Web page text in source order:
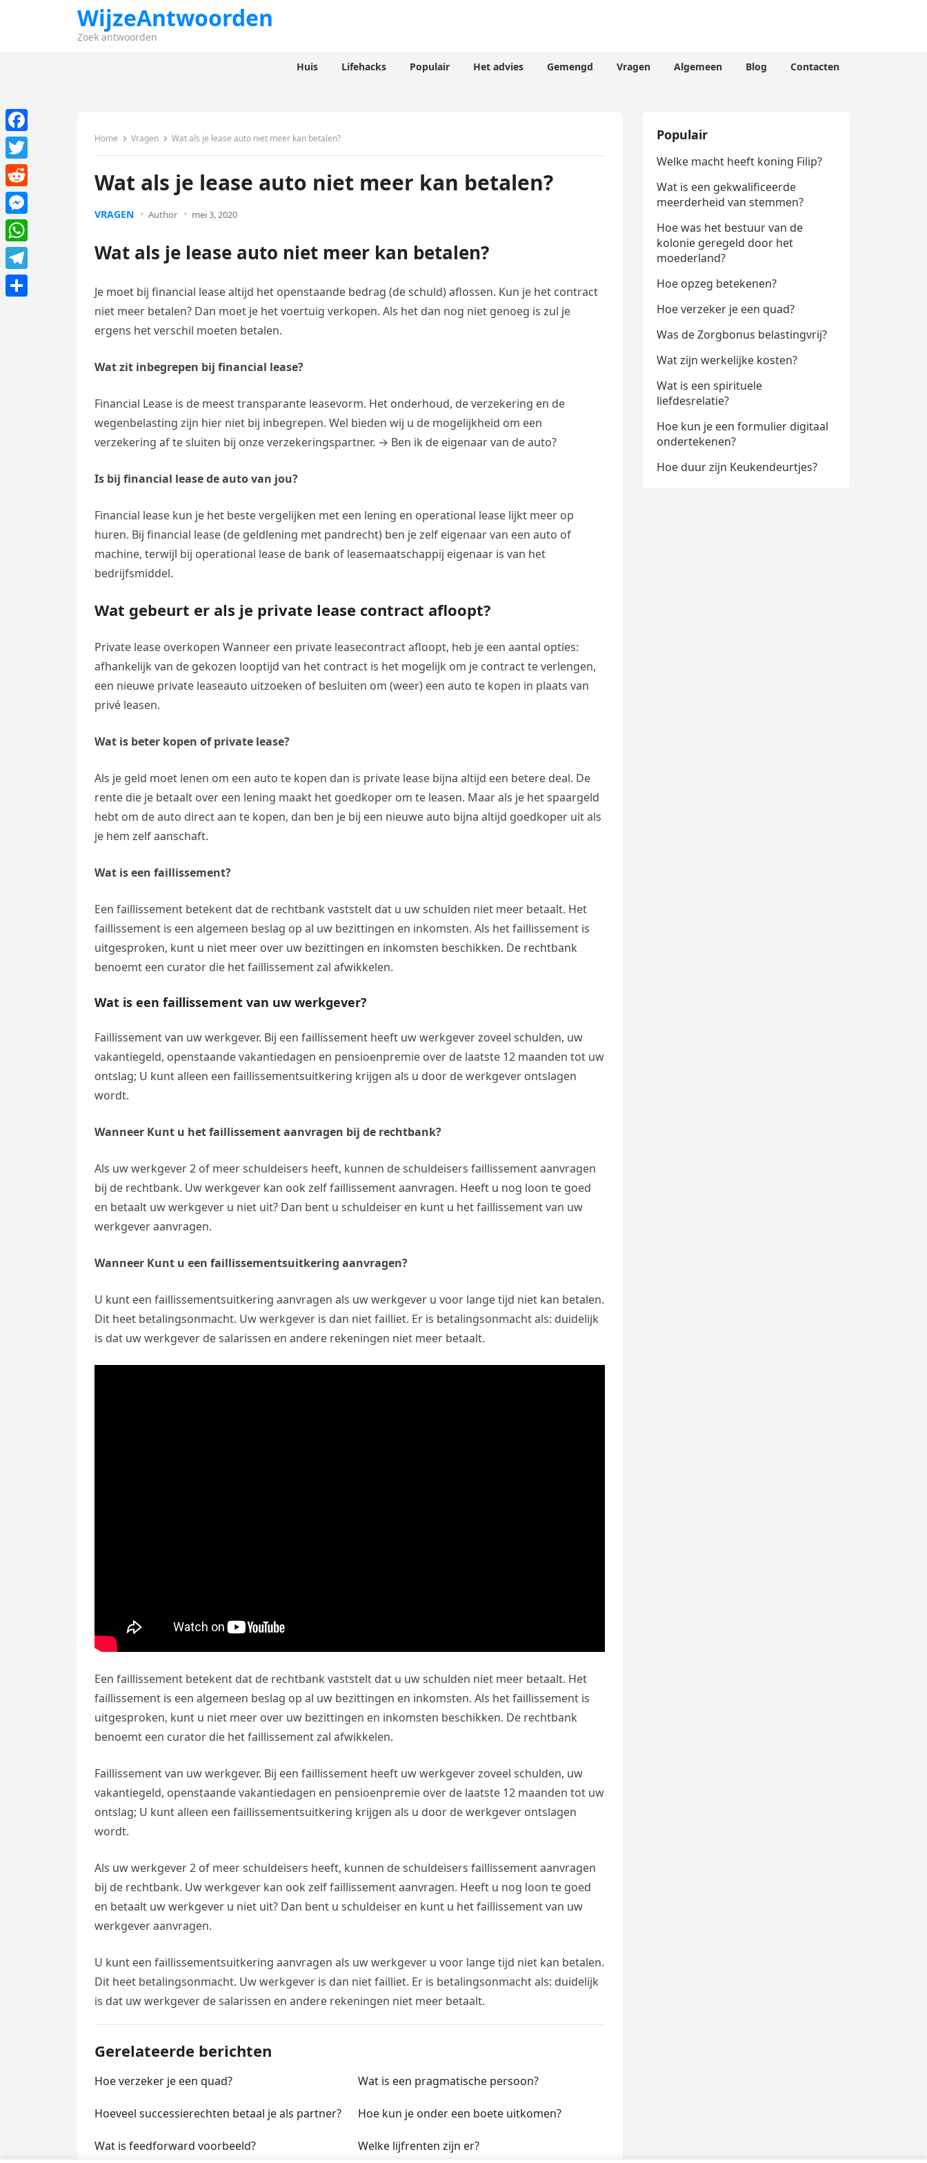
WijzeAntwoorden
Zoek antwoorden
Huis Lifehacks Populair Het advies Gemengd Vragen Algemeen Blog Contacten
Home Vragen Wat als je lease auto niet meer kan betalen?
Wat als je lease auto niet meer kan betalen?
VRAGEN Author mei 3, 2020
Wat als je lease auto niet meer kan betalen?
Je moet bij financial lease altijd het openstaande bedrag (de schuld) aflossen. Kun je het contract
niet meer betalen? Dan moet je het voertuig verkopen. Als het dan nog niet genoeg is zul je
ergens het verschil moeten betalen.
Wat zit inbegrepen bij financial lease?
Financial Lease is de meest transparante leasevorm. Het onderhoud, de verzekering en de
wegenbelasting zijn hier niet bij inbegrepen. Wel bieden wij u de mogelijkheid om een
verzekering af te sluiten bij onze verzekeringspartner. → Ben ik de eigenaar van de auto?
Is bij financial lease de auto van jou?
Financial lease kun je het beste vergelijken met een lening en operational lease lijkt meer op
huren. Bij financial lease (de geldlening met pandrecht) ben je zelf eigenaar van een auto of
machine, terwijl bij operational lease de bank of leasemaatschappij eigenaar is van het
bedrijfsmiddel.
Wat gebeurt er als je private lease contract afloopt?
Private lease overkopen Wanneer een private leasecontract afloopt, heb je een aantal opties:
afhankelijk van de gekozen looptijd van het contract is het mogelijk om je contract te verlengen,
een nieuwe private leaseauto uitzoeken of besluiten om (weer) een auto te kopen in plaats van
privé leasen.
Wat is beter kopen of private lease?
Als je geld moet lenen om een auto te kopen dan is private lease bijna altijd een betere deal. De
rente die je betaalt over een lening maakt het goedkoper om te leasen. Maar als je het spaargeld
hebt om de auto direct aan te kopen, dan ben je bij een nieuwe auto bijna altijd goedkoper uit als
je hem zelf aanschaft.
Wat is een faillissement?
Een faillissement betekent dat de rechtbank vaststelt dat u uw schulden niet meer betaalt. Het
faillissement is een algemeen beslag op al uw bezittingen en inkomsten. Als het faillissement is
uitgesproken, kunt u niet meer over uw bezittingen en inkomsten beschikken. De rechtbank
benoemt een curator die het faillissement zal afwikkelen.
Wat is een faillissement van uw werkgever?
Faillissement van uw werkgever. Bij een faillissement heeft uw werkgever zoveel schulden, uw
vakantiegeld, openstaande vakantiedagen en pensioenpremie over de laatste 12 maanden tot uw
ontslag; U kunt alleen een faillissementsuitkering krijgen als u door de werkgever ontslagen
wordt.
Wanneer Kunt u het faillissement aanvragen bij de rechtbank?
Als uw werkgever 2 of meer schuldeisers heeft, kunnen de schuldeisers faillissement aanvragen
bij de rechtbank. Uw werkgever kan ook zelf faillissement aanvragen. Heeft u nog loon te goed
en betaalt uw werkgever u niet uit? Dan bent u schuldeiser en kunt u het faillissement van uw
werkgever aanvragen.
Wanneer Kunt u een faillissementsuitkering aanvragen?
U kunt een faillissementsuitkering aanvragen als uw werkgever u voor lange tijd niet kan betalen.
Dit heet betalingsonmacht. Uw werkgever is dan niet failliet. Er is betalingsonmacht als: duidelijk
is dat uw werkgever de salarissen en andere rekeningen niet meer betaalt.
Een faillissement betekent dat de rechtbank vaststelt dat u uw schulden niet meer betaalt. Het
faillissement is een algemeen beslag op al uw bezittingen en inkomsten. Als het faillissement is
uitgesproken, kunt u niet meer over uw bezittingen en inkomsten beschikken. De rechtbank
benoemt een curator die het faillissement zal afwikkelen.
Faillissement van uw werkgever. Bij een faillissement heeft uw werkgever zoveel schulden, uw
vakantiegeld, openstaande vakantiedagen en pensioenpremie over de laatste 12 maanden tot uw
ontslag; U kunt alleen een faillissementsuitkering krijgen als u door de werkgever ontslagen
wordt.
Als uw werkgever 2 of meer schuldeisers heeft, kunnen de schuldeisers faillissement aanvragen
bij de rechtbank. Uw werkgever kan ook zelf faillissement aanvragen. Heeft u nog loon te goed
en betaalt uw werkgever u niet uit? Dan bent u schuldeiser en kunt u het faillissement van uw
werkgever aanvragen.
U kunt een faillissementsuitkering aanvragen als uw werkgever u voor lange tijd niet kan betalen.
Dit heet betalingsonmacht. Uw werkgever is dan niet failliet. Er is betalingsonmacht als: duidelijk
is dat uw werkgever de salarissen en andere rekeningen niet meer betaalt.
Gerelateerde berichten
Hoe verzeker je een quad? Wat is een pragmatische persoon?
Hoeveel successierechten betaal je als partner? Hoe kun je onder een boete uitkomen?
Wat is feedforward voorbeeld? Welke lijfrenten zijn er?
Populair
Welke macht heeft koning Filip?
Wat is een gekwalificeerde
meerderheid van stemmen?
Hoe was het bestuur van de
kolonie geregeld door het
moederland?
Hoe opzeg betekenen?
Hoe verzeker je een quad?
Was de Zorgbonus belastingvrij?
Wat zijn werkelijke kosten?
Wat is een spirituele
liefdesrelatie?
Hoe kun je een formulier digitaal
ondertekenen?
Hoe duur zijn Keukendeurtjes?
F
a
c
e
b
o
o
k
T
w
i
t
t
e
R
e
d
d
M
e
s
s
W
h
a
T